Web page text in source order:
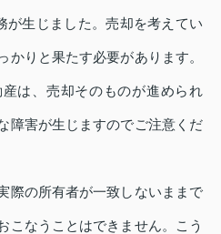
が生じました。売却を考えてい
かりと果たす必要があります。
は、売却そのものが進められ
障害が生じますのでご注意くだ
際の所有者が一致しないままで
こなうことはできません。こう